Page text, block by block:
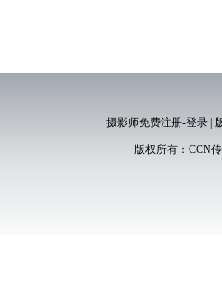
摄影师免费注册-登录|
版权所有： CCN